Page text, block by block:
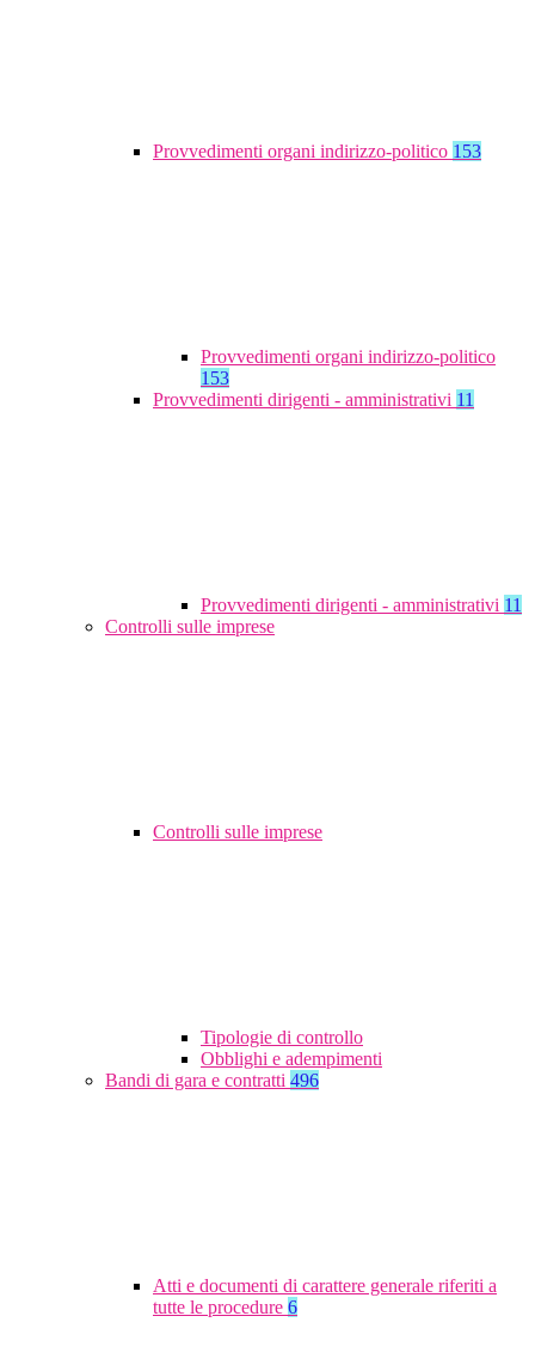
Provvedimenti organi indirizzo-politico 153
Provvedimenti organi indirizzo-politico
153
Provvedimenti dirigenti - amministrativi 11
Provvedimenti dirigenti - amministrativi 11
Controlli sulle imprese
Controlli sulle imprese
Tipologie di controllo
Obblighi e adempimenti
Bandi di gara e contratti 496
Atti e documenti di carattere generale riferiti a
tutte le procedure 6